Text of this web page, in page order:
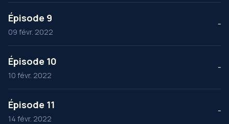
Épisode 9
09 févr. 2022
--
Épisode 10
10 févr. 2022
--
Épisode 11
14 févr. 2022
--